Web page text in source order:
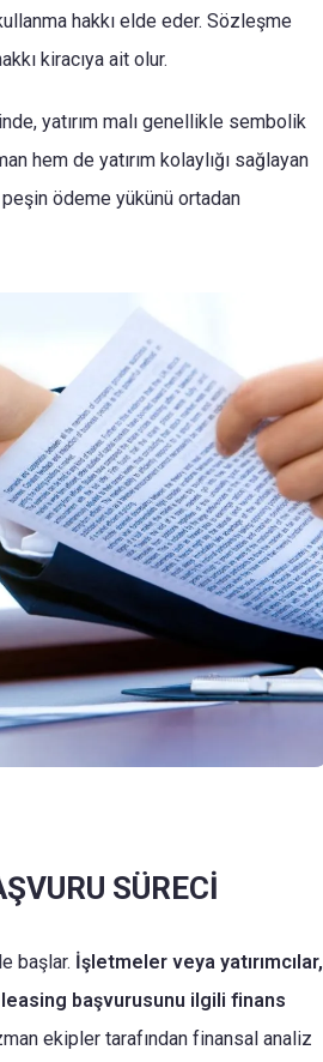
hakkı elde eder. Sözleşme
kiracıya ait olur.
yatırım malı genellikle sembolik
hem de yatırım kolaylığı sağlayan
ödeme yükünü ortadan
SÜRECİ
başlar. İşletmeler veya yatırımcılar,
başvurusunu ilgili finans
ekipler tarafından finansal analiz